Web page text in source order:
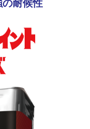
の耐候性